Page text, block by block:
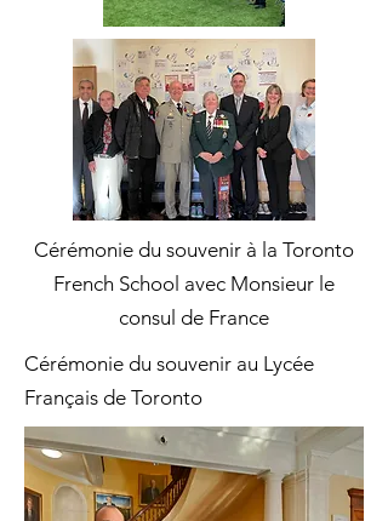
Cérémonie du souvenir à la Toronto
French School avec Monsieur le
consul de France
Cérémonie du souvenir au Lycée
Français de Toronto